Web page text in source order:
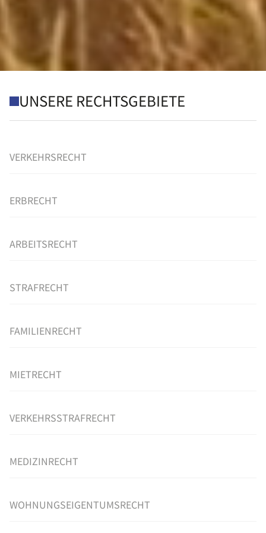
UNSERE RECHTSGEBIETE
VERKEHRSRECHT
ERBRECHT
ARBEITSRECHT
STRAFRECHT
FAMILIENRECHT
MIETRECHT
VERKEHRSSTRAFRECHT
MEDIZINRECHT
WOHNUNGSEIGENTUMSRECHT